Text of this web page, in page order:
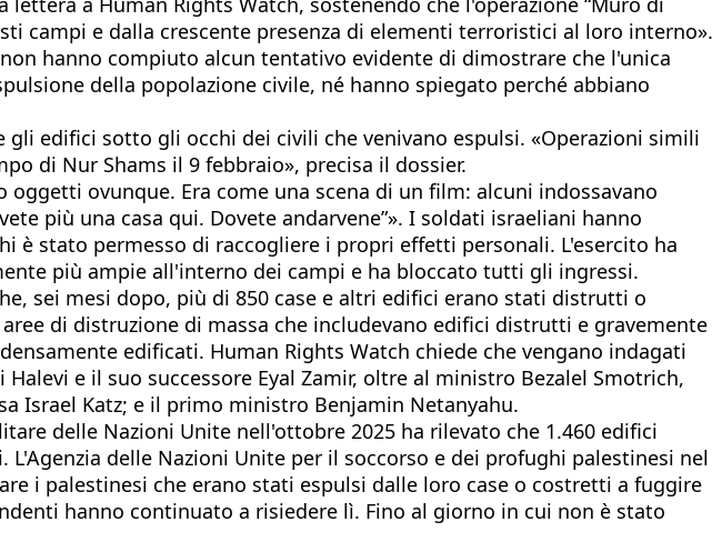
campi e dalla crescente presenza di elementi terroristici al loro interno».
hanno compiuto alcun tentativo evidente di dimostrare che l'unica
della popolazione civile, né hanno spiegato perché abbiano
edifici sotto gli occhi dei civili che venivano espulsi. «Operazioni simili
di Nur Shams il 9 febbraio», precisa il dossier.
ovunque. Era come una scena di un film: alcuni indossavano
più una casa qui. Dovete andarvene”». I soldati israeliani hanno
è stato permesso di raccogliere i propri effetti personali. L'esercito ha
più ampie all'interno dei campi e ha bloccato tutti gli ingressi.
sei mesi dopo, più di 850 case e altri edifici erano stati distrutti o
di distruzione di massa che includevano edifici distrutti e gravemente
edificati. Human Rights Watch chiede che vengano indagati
e il suo successore Eyal Zamir, oltre al ministro Bezalel Smotrich,
Israel Katz; e il primo ministro Benjamin Netanyahu.
delle Nazioni Unite nell'ottobre 2025 ha rilevato che 1.460 edifici
delle Nazioni Unite per il soccorso e dei profughi palestinesi nel
i palestinesi che erano stati espulsi dalle loro case o costretti a fuggire
hanno continuato a risiedere lì. Fino al giorno in cui non è stato